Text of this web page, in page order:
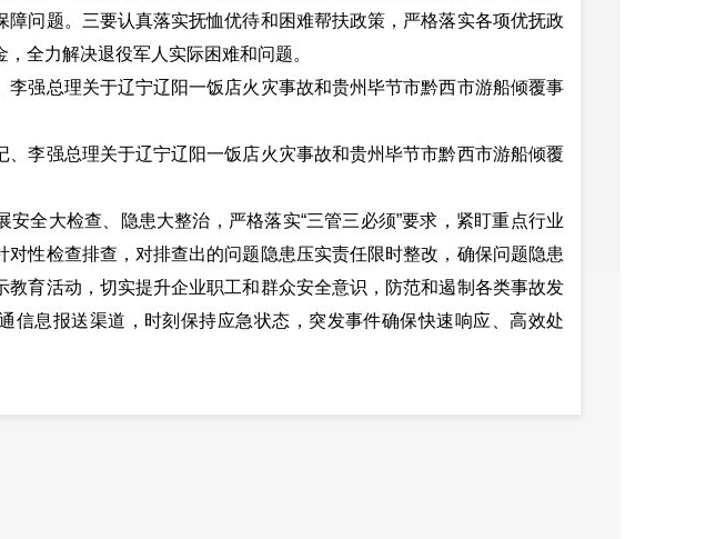
障问题。三要认真落实抚恤优待和困难帮扶政策，严格落实各项优抚政
全力解决退役军人实际困难和问题。
强总理关于辽宁辽阳一饭店火灾事故和贵州毕节市黔西市游船倾覆事
李强总理关于辽宁辽阳一饭店火灾事故和贵州毕节市黔西市游船倾覆
全大检查、隐患大整治，严格落实“三管三必须”要求，紧盯重点行业
对性检查排查，对排查出的问题隐患压实责任限时整改，确保问题隐患
教育活动，切实提升企业职工和群众安全意识，防范和遏制各类事故发
信息报送渠道，时刻保持应急状态，突发事件确保快速响应、高效处
年一季度主要经济指标完成情况的通报。